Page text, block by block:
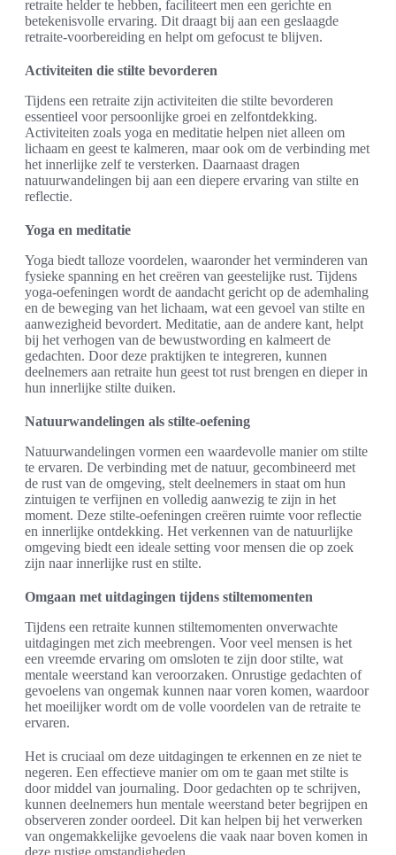
retraite helder te hebben, faciliteert men een gerichte en
betekenisvolle ervaring. Dit draagt bij aan een geslaagde
retraite-voorbereiding en helpt om gefocust te blijven.
Activiteiten die stilte bevorderen
Tijdens een retraite zijn activiteiten die stilte bevorderen
essentieel voor persoonlijke groei en zelfontdekking.
Activiteiten zoals yoga en meditatie helpen niet alleen om
lichaam en geest te kalmeren, maar ook om de verbinding met
het innerlijke zelf te versterken. Daarnaast dragen
natuurwandelingen bij aan een diepere ervaring van stilte en
reflectie.
Yoga en meditatie
Yoga biedt talloze voordelen, waaronder het verminderen van
fysieke spanning en het creëren van geestelijke rust. Tijdens
yoga-oefeningen wordt de aandacht gericht op de ademhaling
en de beweging van het lichaam, wat een gevoel van stilte en
aanwezigheid bevordert. Meditatie, aan de andere kant, helpt
bij het verhogen van de bewustwording en kalmeert de
gedachten. Door deze praktijken te integreren, kunnen
deelnemers aan retraite hun geest tot rust brengen en dieper in
hun innerlijke stilte duiken.
Natuurwandelingen als stilte-oefening
Natuurwandelingen vormen een waardevolle manier om stilte
te ervaren. De verbinding met de natuur, gecombineerd met
de rust van de omgeving, stelt deelnemers in staat om hun
zintuigen te verfijnen en volledig aanwezig te zijn in het
moment. Deze stilte-oefeningen creëren ruimte voor reflectie
en innerlijke ontdekking. Het verkennen van de natuurlijke
omgeving biedt een ideale setting voor mensen die op zoek
zijn naar innerlijke rust en stilte.
Omgaan met uitdagingen tijdens stiltemomenten
Tijdens een retraite kunnen stiltemomenten onverwachte
uitdagingen met zich meebrengen. Voor veel mensen is het
een vreemde ervaring om omsloten te zijn door stilte, wat
mentale weerstand kan veroorzaken. Onrustige gedachten of
gevoelens van ongemak kunnen naar voren komen, waardoor
het moeilijker wordt om de volle voordelen van de retraite te
ervaren.
Het is cruciaal om deze uitdagingen te erkennen en ze niet te
negeren. Een effectieve manier om om te gaan met stilte is
door middel van journaling. Door gedachten op te schrijven,
kunnen deelnemers hun mentale weerstand beter begrijpen en
observeren zonder oordeel. Dit kan helpen bij het verwerken
van ongemakkelijke gevoelens die vaak naar boven komen in